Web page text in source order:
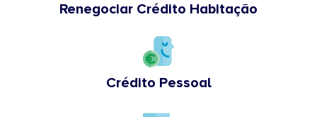
Renegociar Crédito Habitação
Crédito Pessoal